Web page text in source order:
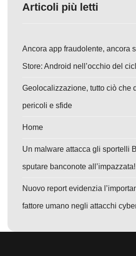
Articoli più letti
Ancora app fraudolente, ancora
Store: Android nell’occhio del
Geolocalizzazione, tutto ciò che
pericoli e sfide
Home
Un malware attacca gli sportelli
sputare banconote all’impazzata!
Nuovo report evidenzia
fattore umano negli attacchi